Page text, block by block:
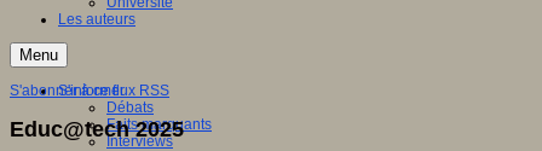
Les auteurs
Menu
S'informer
Débats
Faits marquants
Interviews
S'abonner à ce flux RSS
Educ@tech 2025